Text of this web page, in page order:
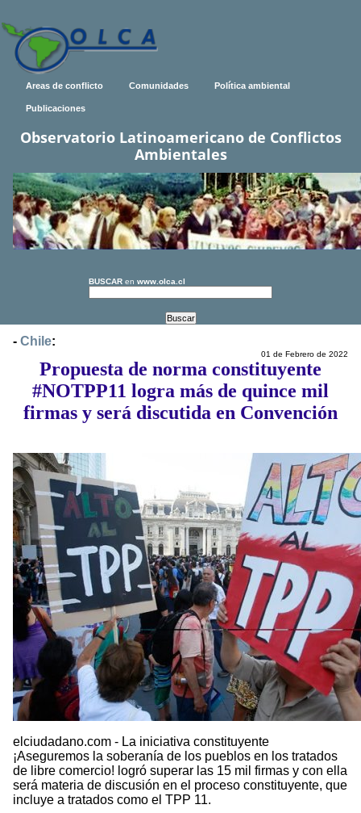
Areas de conflicto Comunidades Política ambiental
Publicaciones
Observatorio Latinoamericano de Conflictos
Ambientales
BUSCAR en www.olca.cl
- Chile:
01 de Febrero de 2022
Propuesta de norma constituyente
#NOTPP11 logra más de quince mil
firmas y será discutida en Convención
elciudadano.com - La iniciativa constituyente
¡Aseguremos la soberanía de los pueblos en los tratados
de libre comercio! logró superar las 15 mil firmas y con ella
será materia de discusión en el proceso constituyente, que
incluye a tratados como el TPP 11.